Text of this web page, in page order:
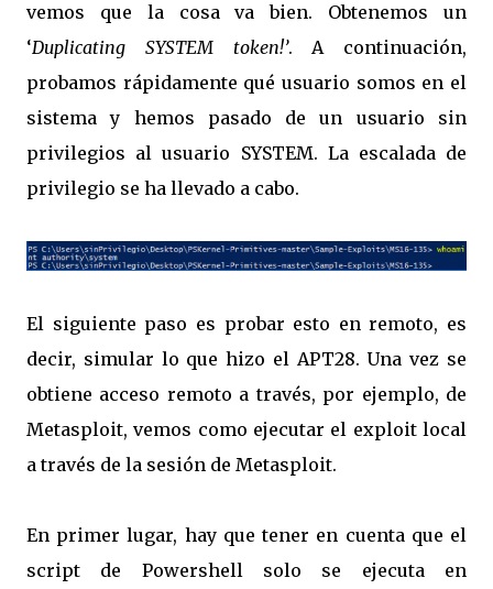
vemos que la cosa va bien. Obtenemos un
‘Duplicating SYSTEM token!’. A continuación,
probamos rápidamente qué usuario somos en el
sistema y hemos pasado de un usuario sin
privilegios al usuario SYSTEM. La escalada de
privilegio se ha llevado a cabo.
El siguiente paso es probar esto en remoto, es
decir, simular lo que hizo el APT28. Una vez se
obtiene acceso remoto a través, por ejemplo, de
Metasploit, vemos como ejecutar el exploit local
a través de la sesión de Metasploit.
En primer lugar, hay que tener en cuenta que el
script de Powershell solo se ejecuta en